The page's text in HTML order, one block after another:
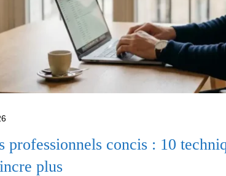
professionnels concis : 10
plus